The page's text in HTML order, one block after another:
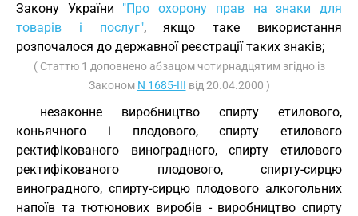
Закону України "Про охорону прав на знаки для
товарів і послуг", якщо таке використання
розпочалося до державної реєстрації таких знаків;
( Статтю 1 доповнено абзацом чотирнадцятим згідно із
Законом N 1685-III від 20.04.2000 )
незаконне виробництво спирту етилового,
коньячного і плодового, спирту етилового
ректифікованого виноградного, спирту етилового
ректифікованого плодового, спирту-сирцю
виноградного, спирту-сирцю плодового алкогольних
напоїв та тютюнових виробів - виробництво спирту